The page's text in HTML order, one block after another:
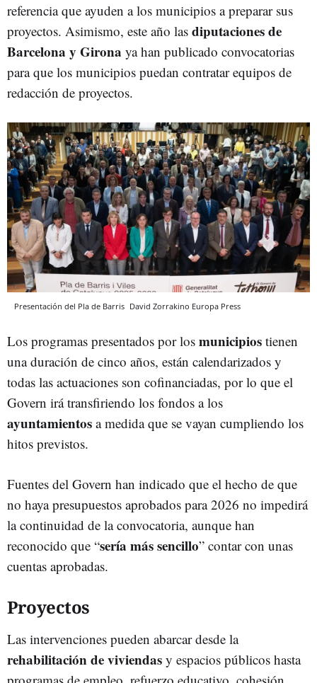
referencia que ayuden a los municipios a preparar sus
proyectos. Asimismo, este año las diputaciones de
Barcelona y Girona ya han publicado convocatorias
para que los municipios puedan contratar equipos de
redacción de proyectos.
Presentación del Pla de Barris David Zorrakino Europa Press
Los programas presentados por los municipios tienen
una duración de cinco años, están calendarizados y
todas las actuaciones son cofinanciadas, por lo que el
Govern irá transfiriendo los fondos a los
ayuntamientos a medida que se vayan cumpliendo los
hitos previstos.
Fuentes del Govern han indicado que el hecho de que
no haya presupuestos aprobados para 2026 no impedirá
la continuidad de la convocatoria, aunque han
reconocido que “sería más sencillo” contar con unas
cuentas aprobadas.
Proyectos
Las intervenciones pueden abarcar desde la
rehabilitación de viviendas y espacios públicos hasta